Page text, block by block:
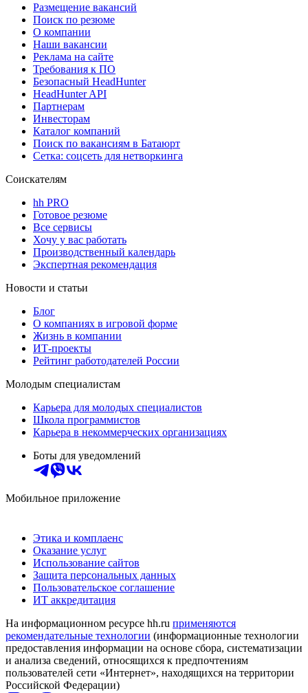
Размещение вакансий
Поиск по резюме
О компании
Наши вакансии
Реклама на сайте
Требования к ПО
Безопасный HeadHunter
HeadHunter API
Партнерам
Инвесторам
Каталог компаний
Поиск по вакансиям в Батаюрт
Сетка: соцсеть для нетворкинга
Соискателям
hh PRO
Готовое резюме
Все сервисы
Хочу у вас работать
Производственный календарь
Экспертная рекомендация
Новости и статьи
Блог
О компаниях в игровой форме
Жизнь в компании
ИТ-проекты
Рейтинг работодателей России
Молодым специалистам
Карьера для молодых специалистов
Школа программистов
Карьера в некоммерческих организациях
Боты для уведомлений
Мобильное приложение
Этика и комплаенс
Оказание услуг
Использование сайтов
Защита персональных данных
Пользовательское соглашение
ИТ аккредитация
На информационном ресурсе hh.ru применяются
рекомендательные технологии (информационные технологии
предоставления информации на основе сбора, систематизации
и анализа сведений, относящихся к предпочтениям
пользователей сети «Интернет», находящихся на территории
Российской Федерации)